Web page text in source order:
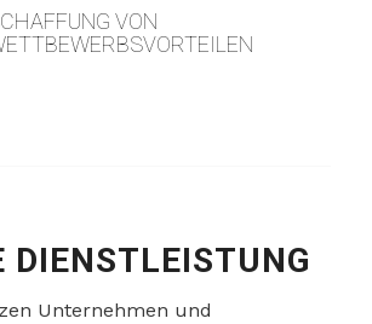
VON
DIENSTLEISTUNG
Unternehmen und